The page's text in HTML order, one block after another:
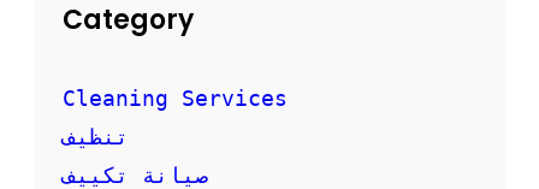
Category
Cleaning Services
تنظيف
صيانة تكييف